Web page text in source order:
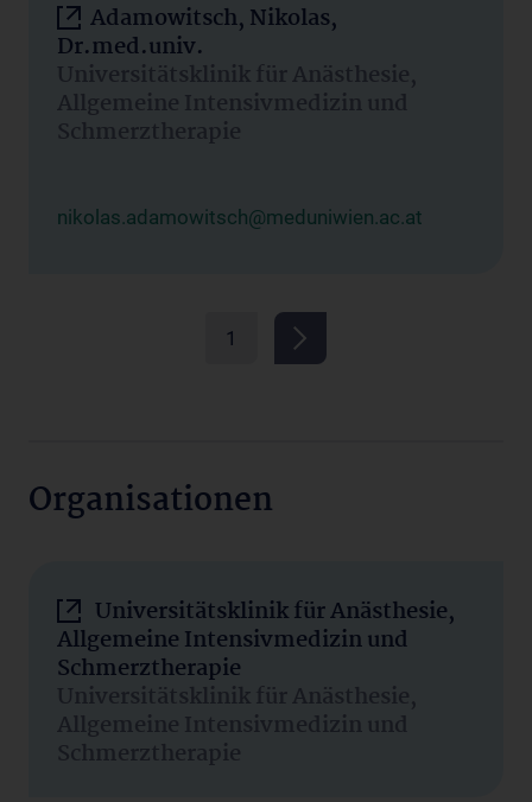
Adamowitsch, Nikolas,
Dr.med.univ.
Universitätsklinik für Anästhesie,
Allgemeine Intensivmedizin und
Schmerztherapie
nikolas.adamowitsch@meduniwien.ac.at
1
Organisationen
Universitätsklinik für Anästhesie,
Allgemeine Intensivmedizin und
Schmerztherapie
Universitätsklinik für Anästhesie,
Allgemeine Intensivmedizin und
Schmerztherapie